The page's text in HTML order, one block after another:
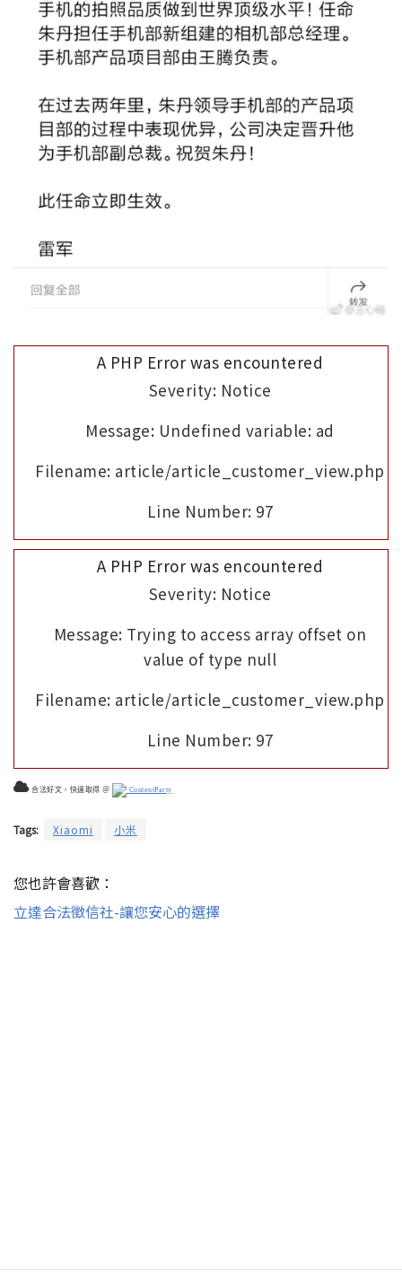
A PHP Error was encountered
Severity: Notice
Message: Undefined variable: ad
Filename: article/article_customer_view.php
Line Number: 97
A PHP Error was encountered
Severity: Notice
Message: Trying to access array offset on
value of type null
Filename: article/article_customer_view.php
Line Number: 97
合法好文，快速取得 ＠ ContentParty
Tags: Xiaomi 小米
您也許會喜歡：
立達合法徵信社-讓您安心的選擇